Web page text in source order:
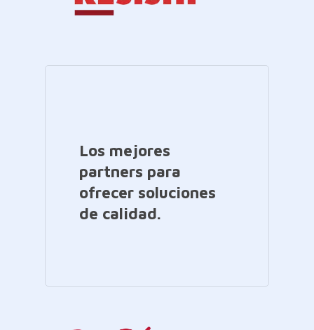
Los mejores
partners para
ofrecer soluciones
de calidad.